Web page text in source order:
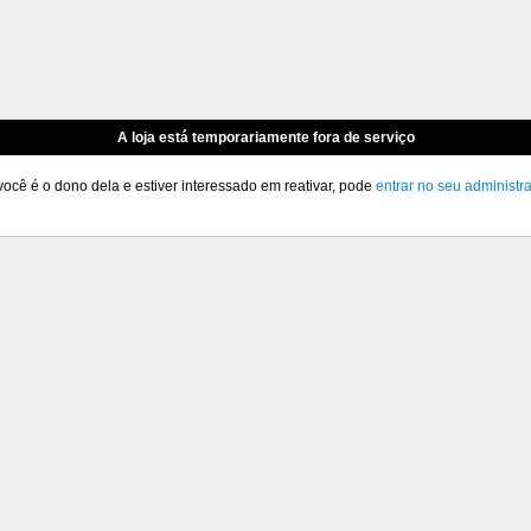
A loja está temporariamente fora de serviço
é o dono dela e estiver interessado em reativar, pode entrar no seu